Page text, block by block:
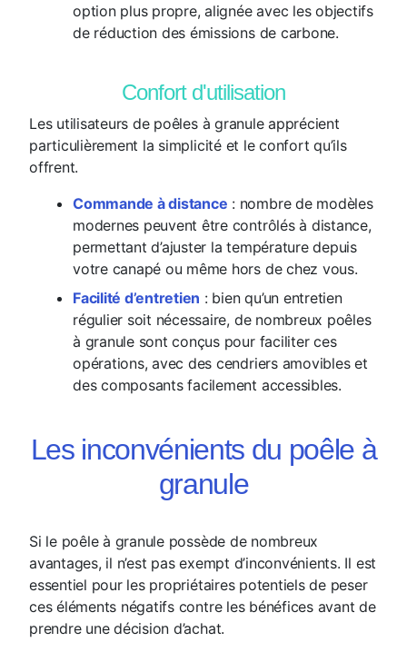
option plus propre, alignée avec les objectifs
de réduction des émissions de carbone.
Confort d'utilisation
Les utilisateurs de poêles à granule apprécient
particulièrement la simplicité et le confort qu’ils
offrent.
Commande à distance : nombre de modèles
modernes peuvent être contrôlés à distance,
permettant d’ajuster la température depuis
votre canapé ou même hors de chez vous.
Facilité d’entretien : bien qu’un entretien
régulier soit nécessaire, de nombreux poêles
à granule sont conçus pour faciliter ces
opérations, avec des cendriers amovibles et
des composants facilement accessibles.
Les inconvénients du poêle à
granule
Si le poêle à granule possède de nombreux
avantages, il n’est pas exempt d’inconvénients. Il est
essentiel pour les propriétaires potentiels de peser
ces éléments négatifs contre les bénéfices avant de
prendre une décision d’achat.